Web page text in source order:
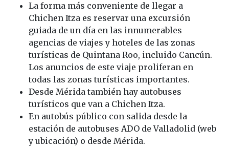
La forma más conveniente de llegar a
Chichen Itza es reservar una excursión
guiada de un día en las innumerables
agencias de viajes y hoteles de las zonas
turísticas de Quintana Roo, incluido Cancún.
Los anuncios de este viaje proliferan en
todas las zonas turísticas importantes.
Desde Mérida también hay autobuses
turísticos que van a Chichen Itza.
En autobús público con salida desde la
estación de autobuses ADO de Valladolid (web
y ubicación) o desde Mérida.